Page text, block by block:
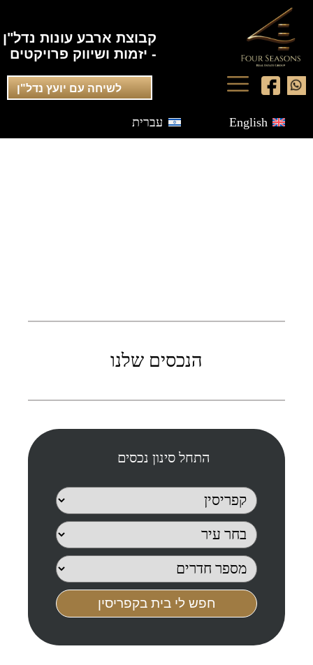
קבוצת ארבע עונות נדל"ן
- יזמות ושיווק פרויקטים
לשיחה עם יועץ נדל"ן
English עברית
הנכסים שלנו
התחל סינון נכסים